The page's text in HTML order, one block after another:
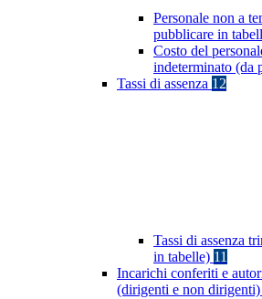
Personale non a
pubblicare in
Costo del
indeterminato (da
Tassi di assenza 12
Tassi di assenza
in tabelle) 11
Incarichi conferiti e
(dirigenti e non dirigenti)